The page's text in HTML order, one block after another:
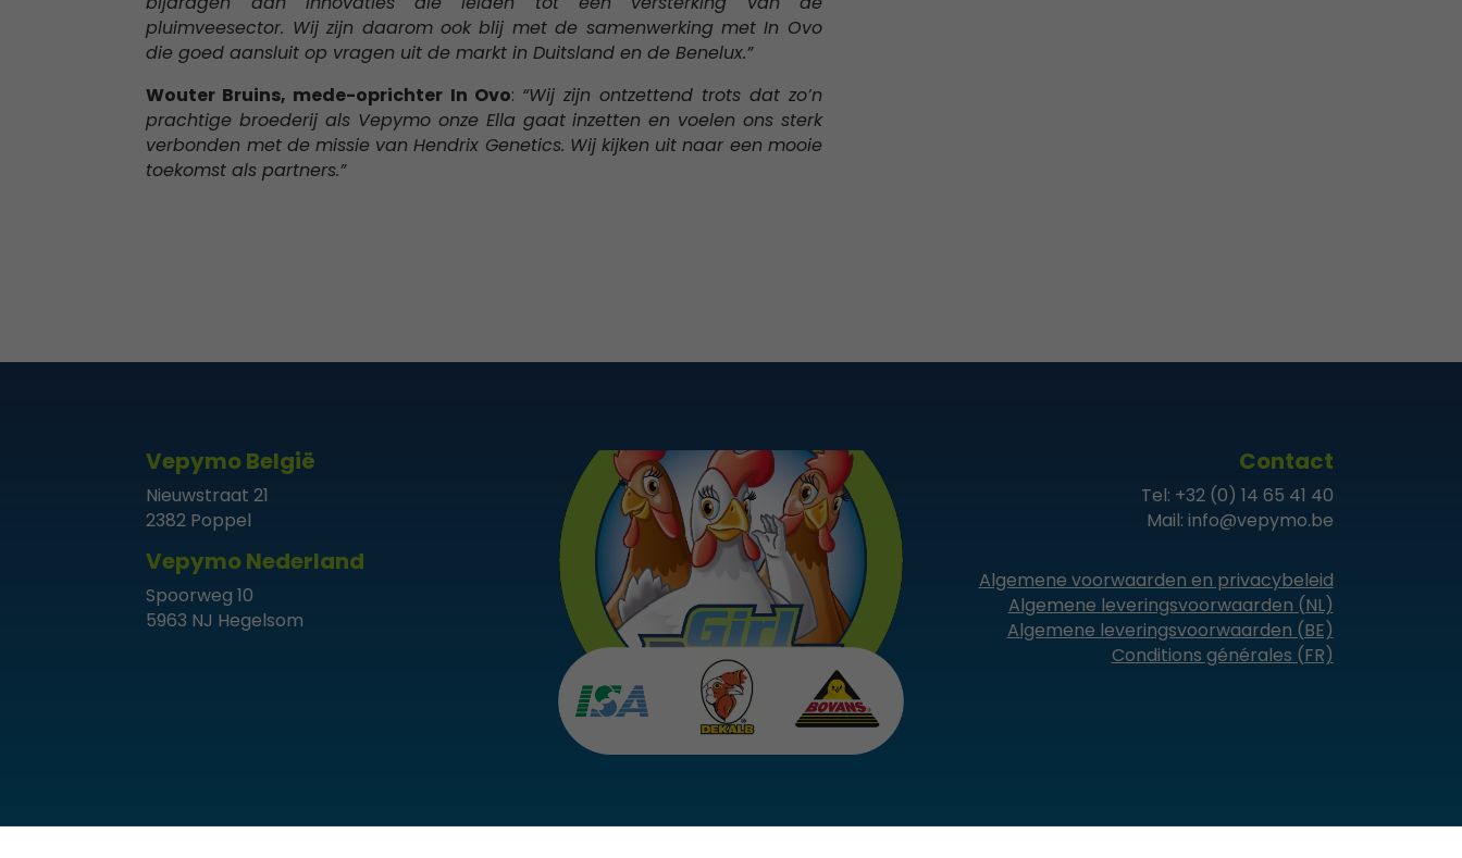
pluimveesector. Wij zijn daarom ook blij met de samenwerking met In Ovo
die goed aansluit op vragen uit de markt in Duitsland en de Benelux.”
Wouter Bruins, mede-oprichter In Ovo: “Wij zijn ontzettend trots dat zo’n
prachtige broederij als Vepymo onze Ella gaat inzetten en voelen ons sterk
verbonden met de missie van Hendrix Genetics. Wij kijken uit naar een mooie
toekomst als partners.”
Vepymo België
Nieuwstraat 21
2382 Poppel
Vepymo Nederland
Spoorweg 10
5963 NJ Hegelsom
Contact
Tel: +32 (0) 14 65 41 40
Mail: info@vepymo.be
Algemene voorwaarden en privacybeleid
Algemene leveringsvoorwaarden (NL)
Algemene leveringsvoorwaarden (BE)
Conditions générales (FR)
optioneel. Ze
goed te
laten
functioneren.
Statistieken
Om de
functionaliteit
en structuur
website te
kunnen
op basis van
wordt